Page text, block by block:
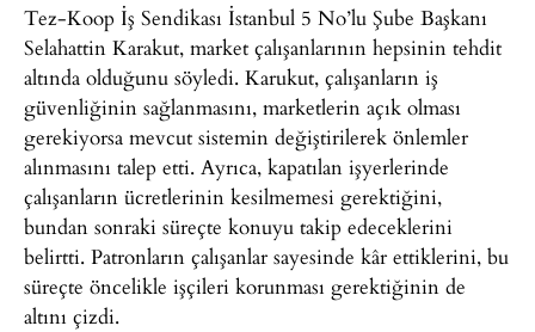
Tez-Koop İş Sendikası İstanbul 5 No’lu Şube Başkanı
Selahattin Karakut, market çalışanlarının hepsinin tehdit
altında olduğunu söyledi. Karukut, çalışanların iş
güvenliğinin sağlanmasını, marketlerin açık olması
gerekiyorsa mevcut sistemin değiştirilerek önlemler
alınmasını talep etti. Ayrıca, kapatılan işyerlerinde
çalışanların ücretlerinin kesilmemesi gerektiğini,
bundan sonraki süreçte konuyu takip edeceklerini
belirtti. Patronların çalışanlar sayesinde kâr ettiklerini, bu
süreçte öncelikle işçileri korunması gerektiğinin de
altını çizdi.